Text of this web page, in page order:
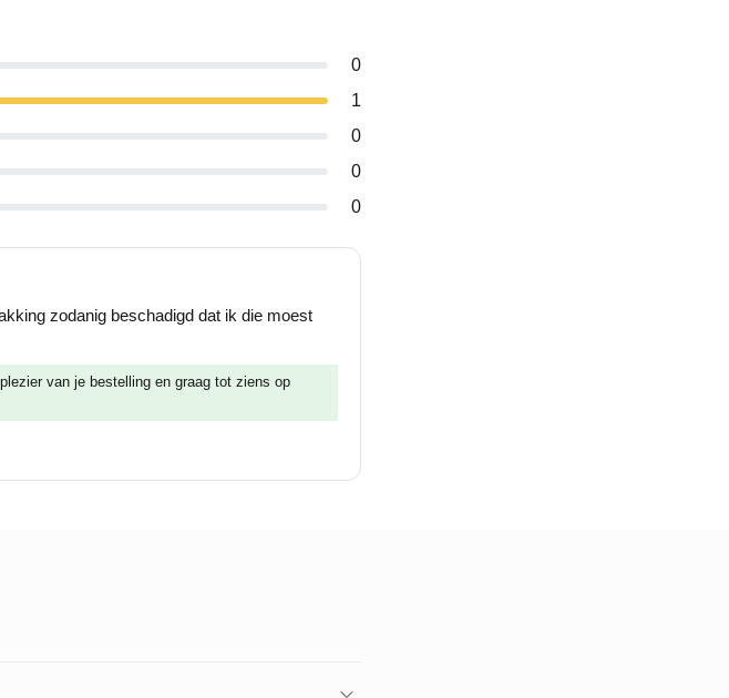
0
1
0
0
0
zodanig beschadigd dat ik die moest
van je bestelling en graag tot ziens op